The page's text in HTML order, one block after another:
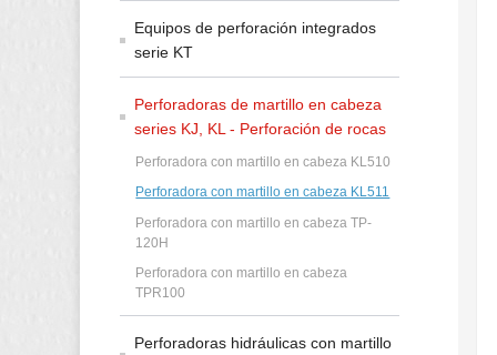
Equipos de perforación integrados
serie KT
Perforadoras de martillo en cabeza
series KJ, KL - Perforación de rocas
Perforadora con martillo en cabeza KL510
Perforadora con martillo en cabeza KL511
Perforadora con martillo en cabeza TP-
120H
Perforadora con martillo en cabeza
TPR100
Perforadoras hidráulicas con martillo